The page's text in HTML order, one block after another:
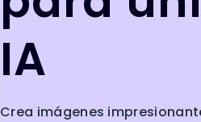
IA
Crea imágenes